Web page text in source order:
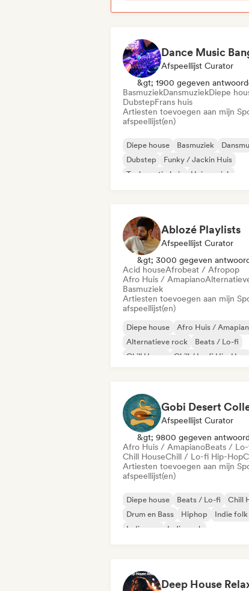
Dance Music
Afspeellijst Curator
&gt; 1900 gegeven
BasmuziekDansmuziekDiepe
DubstepFrans huis
Artiesten toevoegen aan mijn
afspeellijst(en)
Diepe house Basmuziek
Dubstep
Funky / Jackin Huis
Toekomstig huis
Huismuziek
Ablozé Playlists
Afspeellijst Curator
&gt; 3000 gegeven
Acid houseAfrobeat / Afropop
Afro Huis / Amapiano
Basmuziek
Artiesten toevoegen aan mijn
afspeellijst(en)
Diepe house
Afro Huis /
Alternatieve rock
Beats / Lo-fi
Chill House
Chill / Lo-fi Hip-Hop
Gobi Desert
Afspeellijst Curator
&gt; 9800 gegeven
Afro Huis / AmapianoBeats /
Chill HouseChill / Lo-fi Hip-Hop
Artiesten toevoegen aan mijn
afspeellijst(en)
Diepe house Beats / Lo-fi
Chill
Drum en Bass
Hiphop
Indie folk
Indie pop
Indie rock
Deep House